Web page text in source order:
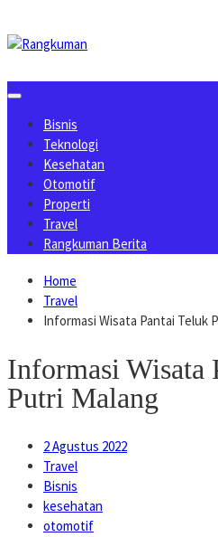
to
content
Bisnis
Teknologi
Kesehatan
Otomotif
Properti
Travel
Rangkuman Berita
Home
Travel
Informasi Wisata Pantai Teluk
Informasi Wisata
Putri Malang
2 Agustus 2022
Travel
Bisnis
kesehatan
otomotif